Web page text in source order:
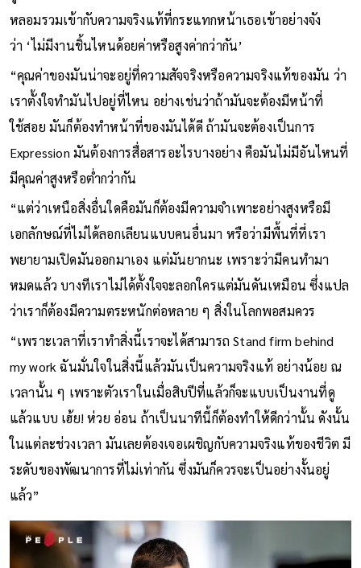
หลอมรวมเข้ากับความจริงแท้ที่กระแทกหน้าเธอเข้าอย่างจัง
ว่า ‘ไม่มีงานชิ้นไหนด้อยค่าหรือสูงค่ากว่ากัน’
“คุณค่าของมันน่าจะอยู่ที่ความสัจจริงหรือความจริงแท้ของมัน ว่า
เราตั้งใจทำมันไปอยู่ที่ไหน อย่างเช่นว่าถ้ามันจะต้องมีหน้าที่
ใช้สอย มันก็ต้องทำหน้าที่ของมันได้ดี ถ้ามันจะต้องเป็นการ
Expression มันต้องการสื่อสารอะไรบางอย่าง คือมันไม่มีอันไหนที่
มีคุณค่าสูงหรือต่ำกว่ากัน
“แต่ว่าเหนือสิ่งอื่นใดคือมันก็ต้องมีความจำเพาะอย่างสูงหรือมี
เอกลักษณ์ที่ไม่ได้ลอกเลียนแบบคนอื่นมา หรือว่ามีพื้นที่ที่เรา
พยายามเปิดมันออกมาเอง แต่มันยากนะ เพราะว่ามีคนทำมา
หมดแล้ว บางทีเราไม่ได้ตั้งใจจะลอกใครแต่มันดันเหมือน ซึ่งแปล
ว่าเราก็ต้องมีความตระหนักต่อหลาย ๆ สิ่งในโลกพอสมควร
“เพราะเวลาที่เราทำสิ่งนี้เราจะได้สามารถ Stand firm behind
my work ฉันมั่นใจในสิ่งนี้แล้วมันเป็นความจริงแท้ อย่างน้อย ณ
เวลานั้น ๆ เพราะตัวเราในเมื่อสิบปีที่แล้วก็จะแบบเป็นงานที่ดู
แล้วแบบ เฮ้ย! ห่วย อ่อน ถ้าเป็นนาทีนี้ก็ต้องทำให้ดีกว่านั้น ดังนั้น
ในแต่ละช่วงเวลา มันเลยต้องเจอเผชิญกับความจริงแท้ของชีวิต มี
ระดับของพัฒนาการที่ไม่เท่ากัน ซึ่งมันก็ควรจะเป็นอย่างงั้นอยู่
แล้ว”